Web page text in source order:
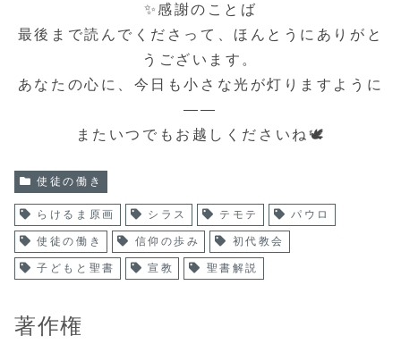
✨感謝のことば
最後まで読んでくださって、ほんとうにありがと
うございます。
あなたの心に、今日も小さな光が灯りますように
――
またいつでもお越しくださいね🕊️
使徒の働き
らけるま原画 シラス テモテ パウロ
使徒の働き 信仰の歩み 初代教会
子どもと聖書 宣教 聖書解説
著作権